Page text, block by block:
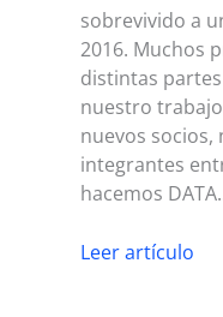
sobrevivido a
2016. Muchos
distintas
nuestro
nuevos socios,
integrantes
hacemos
Leer artículo